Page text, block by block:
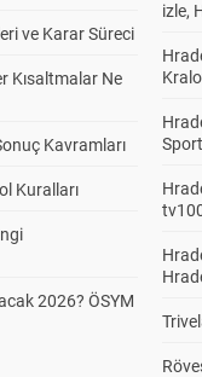
ve Karar Süreci
Kısaltmalar Ne
Kavramları
Kuralları
2026? ÖSYM
izle,